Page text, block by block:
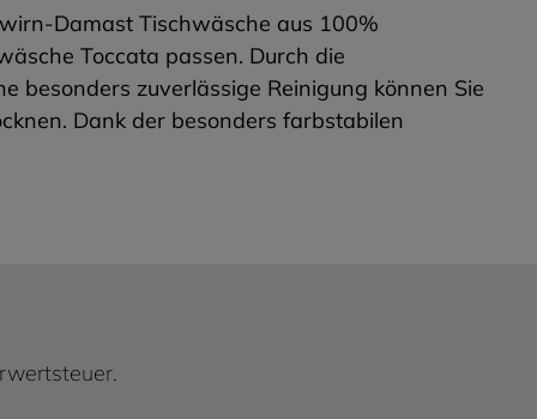
Damast Tischwäsche aus 100%
Toccata passen. Durch die
besonders zuverlässige Reinigung können Sie
Dank der besonders farbstabilen